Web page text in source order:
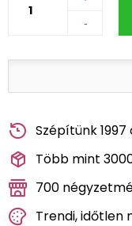
-
Szépítünk 1997
Több mint
700
Trendi, időtlen